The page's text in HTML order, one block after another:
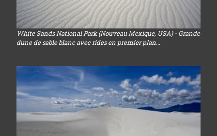
White Sands National Park (Nouveau Mexique, USA) - Grande
dune de sable blanc avec rides en premier plan...